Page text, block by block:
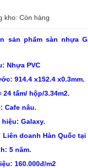
kho: Còn hàng
sản phẩm sàn nhựa
Nhựa PVC
914.4 x152.4 x0.3mm.
24 tấm/ hộp/3.34m2.
Cafe nâu.
Galaxy.
Liên doanh Hàn Quốc tại
5 năm.
160.000đ/m2